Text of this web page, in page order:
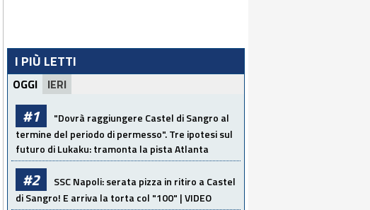
I PIÙ LETTI
OGGI IERI
#1
"Dovrà raggiungere Castel di Sangro al
termine del periodo di permesso". Tre ipotesi sul
futuro di Lukaku: tramonta la pista Atlanta
#2
SSC Napoli: serata pizza in ritiro a Castel
di Sangro! E arriva la torta col "100" | VIDEO